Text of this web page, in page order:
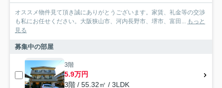
オススメ物件見て頂き誠にありがとうございます。家賃、礼金等の交渉
も私にお任せください。大阪狭山市、河内長野市、堺市、富田... もっと
見る
募集中の部屋
3階
5.9万円
3階 / 55.32㎡ / 3LDK